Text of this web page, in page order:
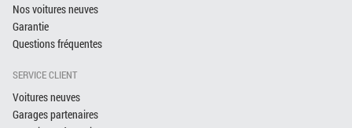
Nos voitures neuves
Garantie
Questions fréquentes
SERVICE CLIENT
Voitures neuves
Garages partenaires